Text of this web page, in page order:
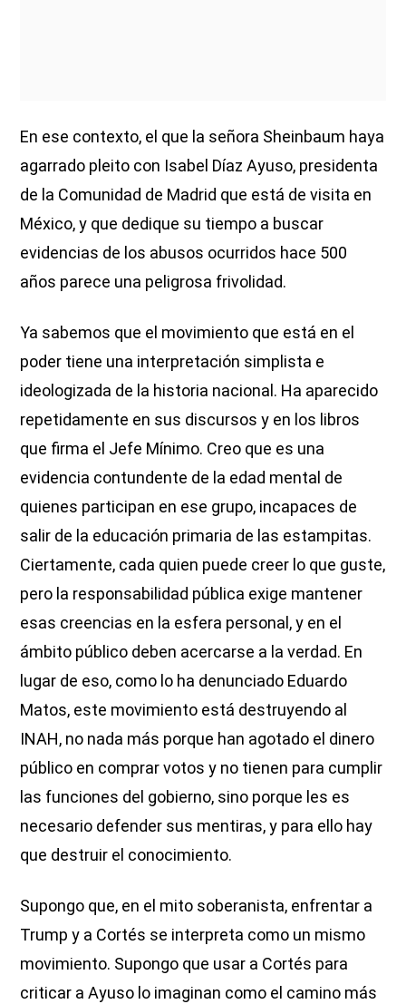
En ese contexto, el que la señora Sheinbaum haya
agarrado pleito con Isabel Díaz Ayuso, presidenta
de la Comunidad de Madrid que está de visita en
México, y que dedique su tiempo a buscar
evidencias de los abusos ocurridos hace 500
años parece una peligrosa frivolidad.
Ya sabemos que el movimiento que está en el
poder tiene una interpretación simplista e
ideologizada de la historia nacional. Ha aparecido
repetidamente en sus discursos y en los libros
que firma el Jefe Mínimo. Creo que es una
evidencia contundente de la edad mental de
quienes participan en ese grupo, incapaces de
salir de la educación primaria de las estampitas.
Ciertamente, cada quien puede creer lo que guste,
pero la responsabilidad pública exige mantener
esas creencias en la esfera personal, y en el
ámbito público deben acercarse a la verdad. En
lugar de eso, como lo ha denunciado Eduardo
Matos, este movimiento está destruyendo al
INAH, no nada más porque han agotado el dinero
público en comprar votos y no tienen para cumplir
las funciones del gobierno, sino porque les es
necesario defender sus mentiras, y para ello hay
que destruir el conocimiento.
Supongo que, en el mito soberanista, enfrentar a
Trump y a Cortés se interpreta como un mismo
movimiento. Supongo que usar a Cortés para
criticar a Ayuso lo imaginan como el camino más